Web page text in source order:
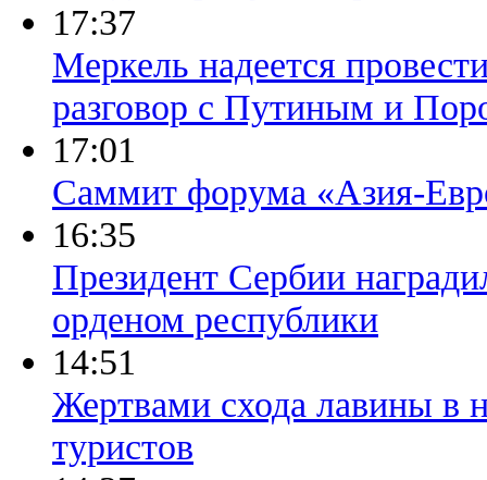
17:37
Меркель надеется
разговор с Путиным и
17:01
Саммит форума «Азия-
16:35
Президент Сербии
орденом республики
14:51
Жертвами схода лавины в
туристов